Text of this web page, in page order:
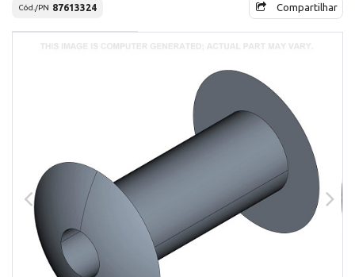
Cód./PN 87613324 Compartilhar